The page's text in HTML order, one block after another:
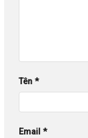
Tên *
Email *